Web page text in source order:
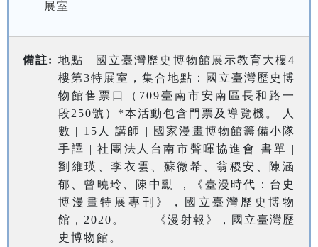
展室
備註: 地點 | 國立臺灣歷史博物館展示教育大樓4
樓第3特展室，集合地點：國立臺灣歷史博
物館售票口（709臺南市安南區長和路一
段250號）*本活動包含門票及導覽機。 人
數 | 15人 講師 | 國家漫畫博物館籌備小隊
手譯 | 社團法人台南市聲暉協進會 書單 |
劉維瑛、李衣雲、蘇微希、翁稷安、陳涵
郁、曾曉玲、陳中勳 ，《臺漫時代：台史
博漫畫特展專刊》，國立臺灣歷史博物
館，2020。 《漫射報》，國立臺灣歷
史博物館。